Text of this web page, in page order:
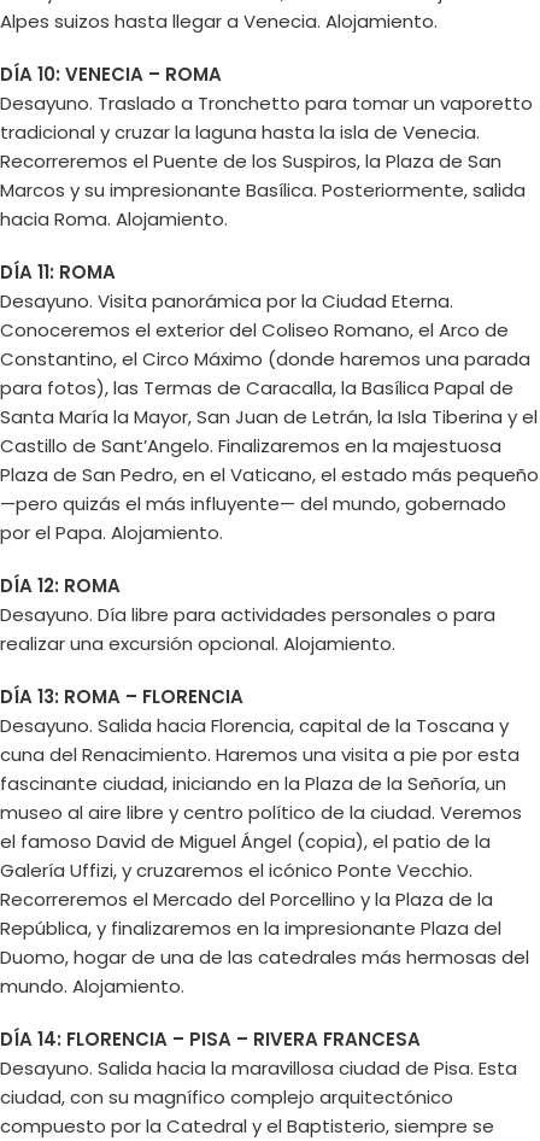
Alpes suizos hasta llegar a Venecia. Alojamiento.
DÍA 10: VENECIA – ROMA
Desayuno. Traslado a Tronchetto para tomar un vaporetto
tradicional y cruzar la laguna hasta la isla de Venecia.
Recorreremos el Puente de los Suspiros, la Plaza de San
Marcos y su impresionante Basílica. Posteriormente, salida
hacia Roma. Alojamiento.
DÍA 11: ROMA
Desayuno. Visita panorámica por la Ciudad Eterna.
Conoceremos el exterior del Coliseo Romano, el Arco de
Constantino, el Circo Máximo (donde haremos una parada
para fotos), las Termas de Caracalla, la Basílica Papal de
Santa María la Mayor, San Juan de Letrán, la Isla Tiberina y el
Castillo de Sant’Angelo. Finalizaremos en la majestuosa
Plaza de San Pedro, en el Vaticano, el estado más pequeño
—pero quizás el más influyente— del mundo, gobernado
por el Papa. Alojamiento.
DÍA 12: ROMA
Desayuno. Día libre para actividades personales o para
realizar una excursión opcional. Alojamiento.
DÍA 13: ROMA – FLORENCIA
Desayuno. Salida hacia Florencia, capital de la Toscana y
cuna del Renacimiento. Haremos una visita a pie por esta
fascinante ciudad, iniciando en la Plaza de la Señoría, un
museo al aire libre y centro político de la ciudad. Veremos
el famoso David de Miguel Ángel (copia), el patio de la
Galería Uffizi, y cruzaremos el icónico Ponte Vecchio.
Recorreremos el Mercado del Porcellino y la Plaza de la
República, y finalizaremos en la impresionante Plaza del
Duomo, hogar de una de las catedrales más hermosas del
mundo. Alojamiento.
DÍA 14: FLORENCIA – PISA – RIVERA FRANCESA
Desayuno. Salida hacia la maravillosa ciudad de Pisa. Esta
ciudad, con su magnífico complejo arquitectónico
compuesto por la Catedral y el Baptisterio, siempre se